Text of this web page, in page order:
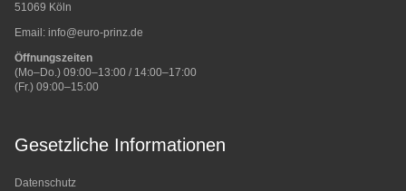
51069 Köln
Email: info@euro-prinz.de
Öffnungszeiten
(Mo–Do.) 09:00–13:00 / 14:00–17:00
(Fr.) 09:00–15:00
Gesetzliche Informationen
Datenschutz